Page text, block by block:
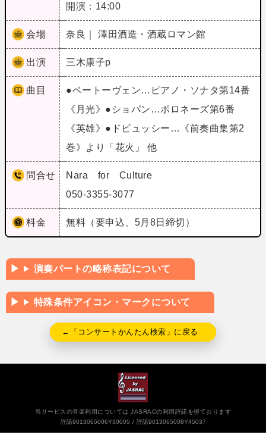
開演：14:00
会場 奈良｜ 澤田酒造・酒蔵ロマン館
出演 三木康子p
曲目
●ベートーヴェン…ピアノ・ソナタ第14番
《月光》●ショパン…ポロネーズ第6番
《英雄》●ドビュッシー…《前奏曲集第2
巻》より「花火」 他
問合せ
Nara for Culture
050-3355-3077
料金 無料（要申込、5月8日締切）
演奏パートの略称表記について
特殊条件アイコン・マークについて
←「コンサートかんたん検索」に戻る
当サービスの音楽利用については JASRACの利用許諾を得ております
許諾9013065006Y30005
許諾9013065008Y45037